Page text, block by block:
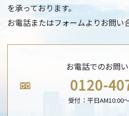
を承っております。
お電話またはフォームよりお問い
お電話でのお問
0120-
受付：平日AM10:00